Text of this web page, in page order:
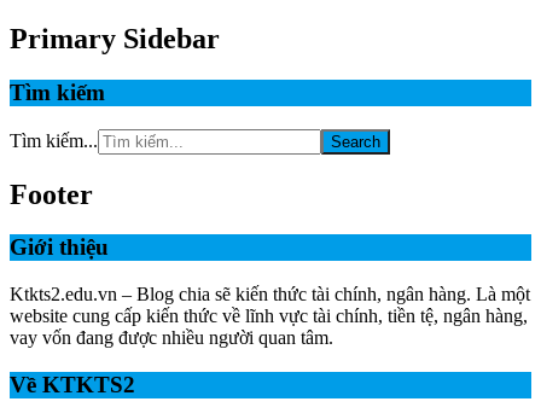
Primary Sidebar
Tìm kiếm
Tìm kiếm...
Footer
Giới thiệu
Ktkts2.edu.vn – Blog chia sẽ kiến thức tài chính, ngân hàng. Là một
website cung cấp kiến thức về lĩnh vực tài chính, tiền tệ, ngân hàng,
vay vốn đang được nhiều người quan tâm.
Về KTKTS2